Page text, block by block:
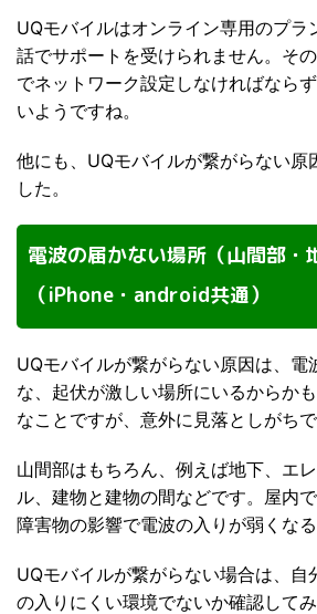
UQモバイルはオンライン専用のプラ
話でサポートを受けられません。そ
でネットワーク設定しなければなら
いようですね。
他にも、UQモバイルが繋がらない原
した。
電波の届かない場所（山間部・
（iPhone・android共通）
UQモバイルが繋がらない原因は、電
な、起伏が激しい場所にいるからか
なことですが、意外に見落としがちで
山間部はもちろん、例えば地下、エ
ル、建物と建物の間などです。屋内
障害物の影響で電波の入りが弱くなる
UQモバイルが繋がらない場合は、自
の入りにくい環境でないか確認してみ